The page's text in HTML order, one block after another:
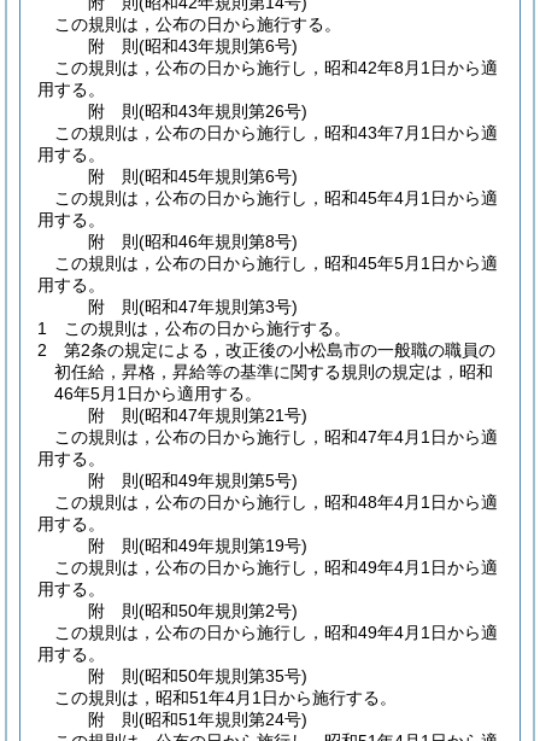
この規則は，公布の日から施行する。
附 則(昭和43年規則第6号)
この規則は，公布の日から施行し，昭和42年8月1日から適
用する。
附 則(昭和43年規則第26号)
この規則は，公布の日から施行し，昭和43年7月1日から適
用する。
附 則(昭和45年規則第6号)
この規則は，公布の日から施行し，昭和45年4月1日から適
用する。
附 則(昭和46年規則第8号)
この規則は，公布の日から施行し，昭和45年5月1日から適
用する。
附 則(昭和47年規則第3号)
1
この規則は，公布の日から施行する。
2
第2条の規定による，改正後の小松島市の一般職の職員の
初任給，昇格，昇給等の基準に関する規則の規定は，昭和
46年5月1日から適用する。
附 則(昭和47年規則第21号)
この規則は，公布の日から施行し，昭和47年4月1日から適
用する。
附 則(昭和49年規則第5号)
この規則は，公布の日から施行し，昭和48年4月1日から適
用する。
附 則(昭和49年規則第19号)
この規則は，公布の日から施行し，昭和49年4月1日から適
用する。
附 則(昭和50年規則第2号)
この規則は，公布の日から施行し，昭和49年4月1日から適
用する。
附 則(昭和50年規則第35号)
この規則は，昭和51年4月1日から施行する。
附 則(昭和51年規則第24号)